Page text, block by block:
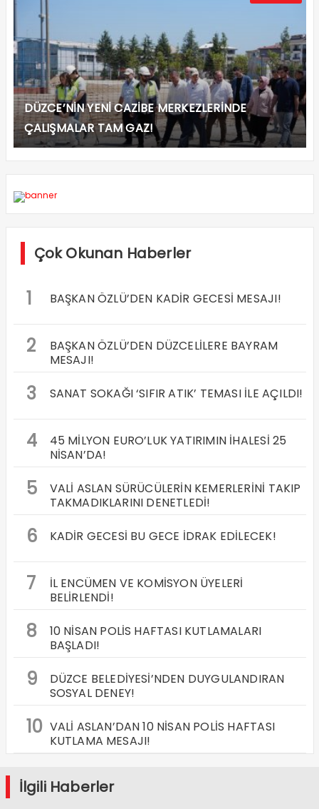
DÜZCE’NİN YENİ CAZİBE MERKEZLERİNDE
ÇALIŞMALAR TAM GAZ!
Çok Okunan Haberler
1 BAŞKAN ÖZLÜ’DEN KADİR GECESİ MESAJI!
2
BAŞKAN ÖZLÜ’DEN DÜZCELİLERE BAYRAM
MESAJI!
3 SANAT SOKAĞI ‘SIFIR ATIK’ TEMASI İLE AÇILDI!
4
45 MİLYON EURO’LUK YATIRIMIN İHALESİ 25
NİSAN’DA!
5
VALİ ASLAN SÜRÜCÜLERİN KEMERLERİNİ TAKIP
TAKMADIKLARINI DENETLEDİ!
6 KADİR GECESİ BU GECE İDRAK EDİLECEK!
7
İL ENCÜMEN VE KOMİSYON ÜYELERİ
BELİRLENDİ!
8
10 NİSAN POLİS HAFTASI KUTLAMALARI
BAŞLADI!
9
DÜZCE BELEDİYESİ’NDEN DUYGULANDIRAN
SOSYAL DENEY!
10 VALİ ASLAN’DAN 10 NİSAN POLİS HAFTASI
KUTLAMA MESAJI!
İlgili Haberler